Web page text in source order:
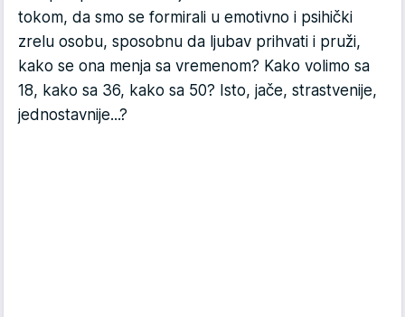
tokom, da smo se formirali u emotivno i psihički
zrelu osobu, sposobnu da ljubav prihvati i pruži,
kako se ona menja sa vremenom? Kako volimo sa
18, kako sa 36, kako sa 50? Isto, jače, strastvenije,
jednostavnije...?